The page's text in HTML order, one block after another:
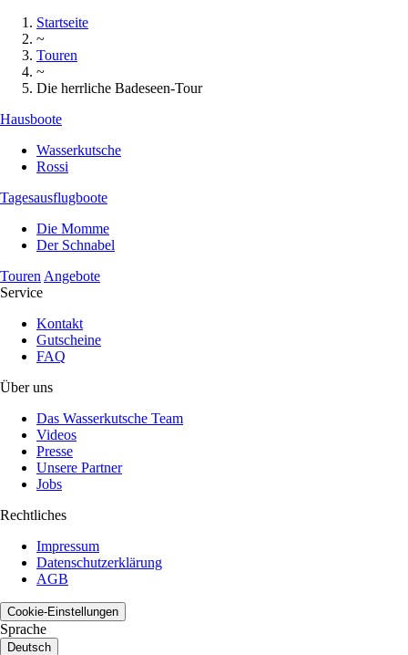
Startseite
~
Touren
~
Die herrliche Badeseen-Tour
Hausboote
Wasserkutsche
Rossi
Tagesausflugboote
Die Momme
Der Schnabel
Touren Angebote
Service
Kontakt
Gutscheine
FAQ
Über uns
Das Wasserkutsche Team
Videos
Presse
Unsere Partner
Jobs
Rechtliches
Impressum
Datenschutzerklärung
AGB
Cookie-Einstellungen
Sprache
Deutsch